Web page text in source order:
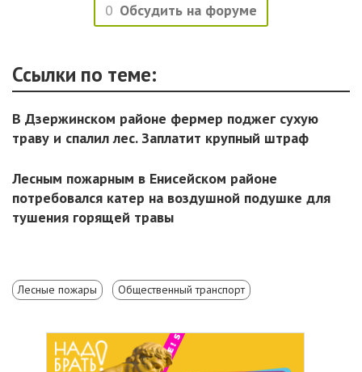
0 Обсудить на форуме
Ссылки по теме:
В Дзержинском районе фермер поджег сухую
траву и спалил лес. Заплатит крупный штраф
Лесным пожарным в Енисейском районе
потребовался катер на воздушной подушке для
тушения горящей травы
Лесные пожары Общественный транспорт